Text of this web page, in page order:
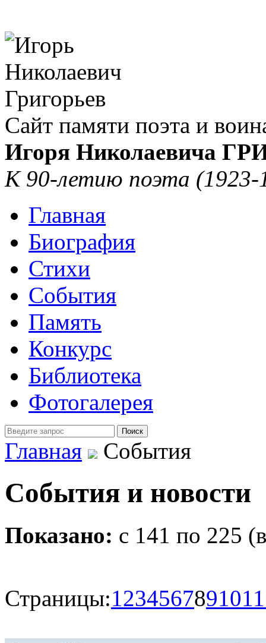
Сайт памяти поэта и
Игоря Николаевича
К 90-летию поэта (1923-
Главная
Биография
Стихи
События
Память
Конкурс
Библиотека
Фотогалерея
Главная
События
События и новости
Показано: c 141 по 225
Страницы:1234567891011